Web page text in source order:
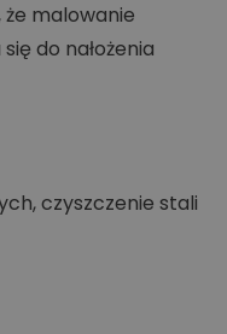
że malowanie
do nałożenia